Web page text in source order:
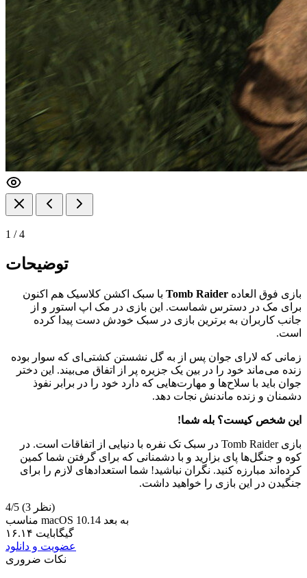
1 /4
توضیحات
بازی فوق العاده
با سبک اکشن کلاسیک هم اکنون
برای مک در دسترس شماست. این بازی در مک اپ استور و از
جانب کاربران به برترین بازی در سبک خودش دست پیدا کرده
است.
زمانی که لارای جوان پس از به گل نشستن کشتی‌ای که سوار بوده
زنده می‌ماند خود را در بین یک جزیره پر از اتفاق می‌بیند. این دختر
جوان باید با سلاح‌ها و مهارت‌هایی که دارد خود را در برابر نفوذ
دشمنان و زنده ماندنش نجات دهد.
این شخص کیست؟ بله شما!
بازی Tomb Raider در سبک تک نفره با دنیایی از اتفاقات است. در
کوه و جنگل‌ها پای بزارید و با دشمنانی که برای گرفتن شما کمین
کرده‌اند مبارزه کنید. نگران نباشید! شما استعداد‌های لازم را برای
جنگیدن در این بازی را خواهید داشت.
4/5
(3 نظر)
مناسب macOS 10.14 به بعد
۱۶.۱۴ گیگابایت
عضویت و دانلود
نکات ضروری